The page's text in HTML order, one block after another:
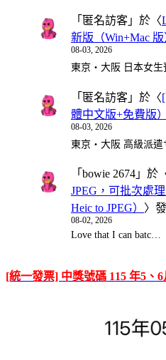
「 匿名訪客 」於〈
新版（Win+Mac 版
08-03, 2026
東京・大阪 日本女
「 匿名訪客 」於〈
體中文版+免費版）
08-03, 2026
東京・大阪 高級派
「 bowie 2674 」於
JPEG，可批次處
Heic to JPEG） 〉
08-02, 2026
Love that I can batc…
[統一發票] 中獎號碼 115 年5、6